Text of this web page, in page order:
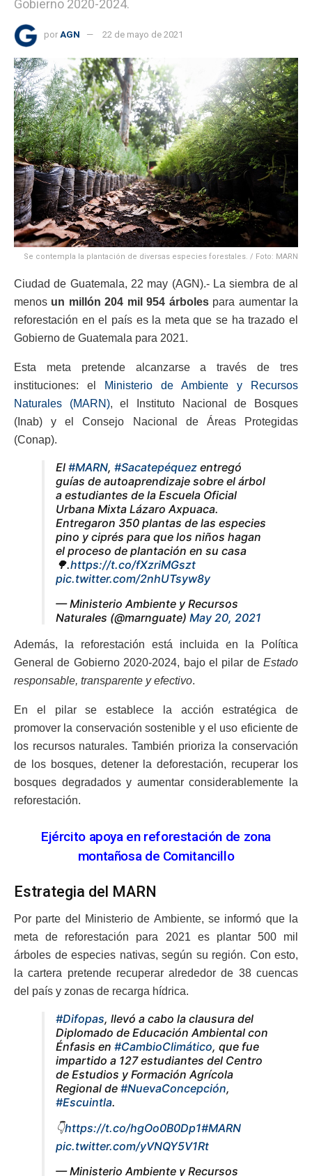
Gobierno 2020-2024.
por AGN 22 de mayo de 2021
Se contempla la plantación de diversas especies forestales. / Foto: MARN
Ciudad de Guatemala, 22 may (AGN).- La siembra de al
menos un millón 204 mil 954 árbolespara aumentar la
reforestación en el país es la meta que se ha trazado el
Gobierno de Guatemala para 2021.
Esta meta pretende alcanzarse a través de tres
instituciones: el
Ministerio de Ambiente y Recursos
Naturales (MARN), el Instituto Nacional de Bosques
(Inab) y el Consejo Nacional de Áreas Protegidas
(Conap).
El #MARN, #Sacatepéquez entregó
guías de autoaprendizaje sobre el árbol
a estudiantes de la Escuela Oficial
Urbana Mixta Lázaro Axpuaca.
Entregaron 350 plantas de las especies
pino y ciprés para que los niños hagan
el proceso de plantación en su casa
🌳.https://t.co/fXzriMGszt
pic.twitter.com/2nhUTsyw8y
— Ministerio Ambiente y Recursos
Naturales (@marnguate) May 20, 2021
Además, la reforestación está incluida en la Política
General de Gobierno 2020-2024, bajo el pilar de Estado
responsable, transparente y efectivo.
En el pilar se establece la acción estratégica de
promover la conservación sostenible y el uso eficiente de
los recursos naturales. También prioriza la conservación
de los bosques, detener la deforestación, recuperar los
bosques degradados y aumentar considerablemente la
reforestación.
Ejército apoya en reforestación de zona
montañosa de Comitancillo
Estrategia del MARN
Por parte del Ministerio de Ambiente, se informó que la
meta de reforestación para 2021 es plantar 500 mil
árboles de especies nativas, según su región. Con esto,
la cartera pretende recuperar alrededor de 38 cuencas
del país y zonas de recarga hídrica.
#Difopas, llevó a cabo la clausura del
Diplomado de Educación Ambiental con
Énfasis en #CambioClimático, que fue
impartido a 127 estudiantes del Centro
de Estudios y Formación Agrícola
Regional de #NuevaConcepción,
#Escuintla.
👇https://t.co/hgOo0B0Dp1#MARN
pic.twitter.com/yVNQY5V1Rt
— Ministerio Ambiente y Recursos